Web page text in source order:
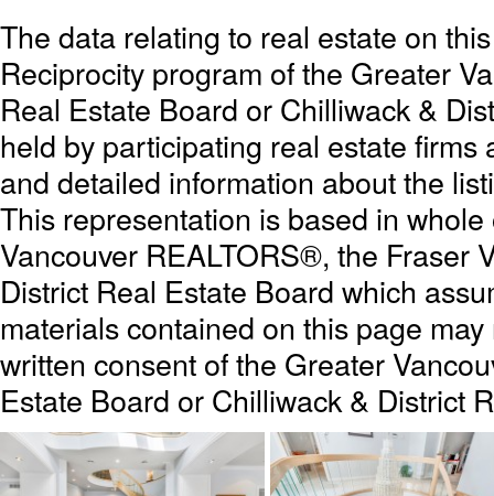
The data relating to real estate on
Reciprocity program of the Greater
Real Estate Board or Chilliwack &
held by participating real estate
and detailed information about the
This representation is based in
Vancouver REALTORS®, the Fraser
District Real Estate Board which
materials contained on this page
written consent of the Greater
Estate Board or Chilliwack & District